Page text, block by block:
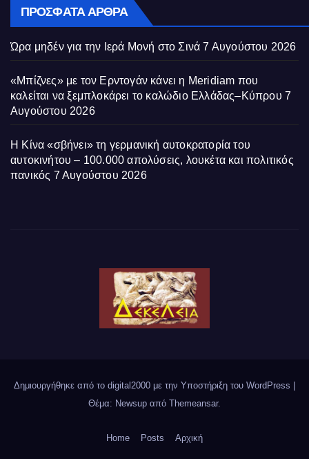
ΠΡΌΣΦΑΤΑ ΆΡΘΡΑ
Ώρα μηδέν για την Ιερά Μονή στο Σινά 7 Αυγούστου 2026
«Μπίζνες» με τον Ερντογάν κάνει η Meridiam που
καλείται να ξεμπλοκάρει το καλώδιο Ελλάδας–Κύπρου 7
Αυγούστου 2026
Η Κίνα «σβήνει» τη γερμανική αυτοκρατορία του
αυτοκινήτου – 100.000 απολύσεις, λουκέτα και πολιτικός
πανικός 7 Αυγούστου 2026
Δημιουργήθηκε από το digital2000 με την Υποστήριξη του WordPress
Θέμα: Newsup από Themeansar.
Home Posts Αρχική